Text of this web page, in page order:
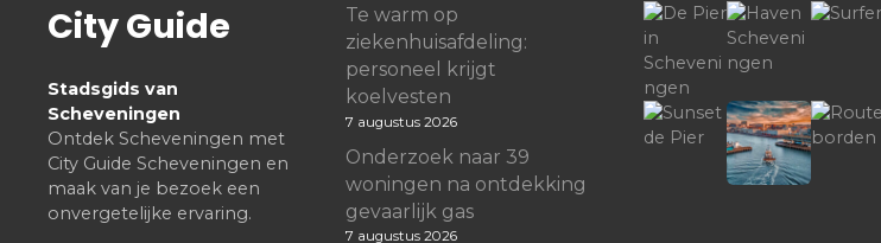
City Guide
Stadsgids van
Scheveningen
Ontdek Scheveningen met
City Guide Scheveningen en
maak van je bezoek een
onvergetelijke ervaring.
Te warm op
ziekenhuisafdeling:
personeel krijgt
koelvesten
7 augustus 2026
Onderzoek naar 39
woningen na ontdekking
gevaarlijk gas
7 augustus 2026